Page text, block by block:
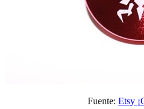
Fuente: Etsy